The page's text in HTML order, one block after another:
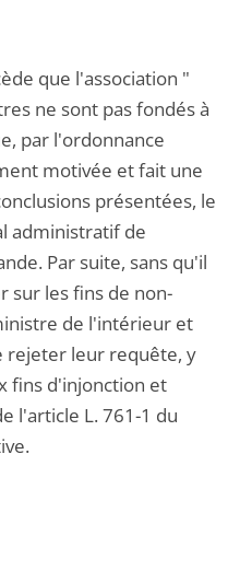
que l'association "
ne sont pas fondés à
par l'ordonnance
motivée et fait une
présentées, le
administratif de
Par suite, sans qu'il
sur les fins de non-
de l'intérieur et
rejeter leur requête, y
fins d'injonction et
l'article L. 761-1 du